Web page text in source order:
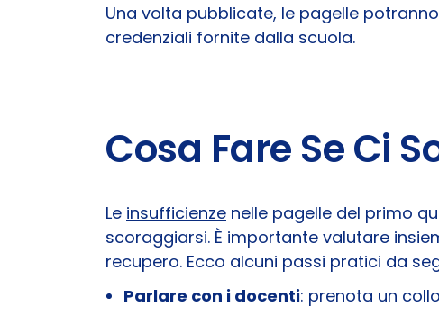
Una volta pubblicate, le pagelle
credenziali fornite dalla scuola.
Cosa Fare Se Ci
Le insufficienze nelle pagelle del primo
scoraggiarsi. È importante valutare
recupero. Ecco alcuni passi pratici da
Parlare con i docenti: prenota un